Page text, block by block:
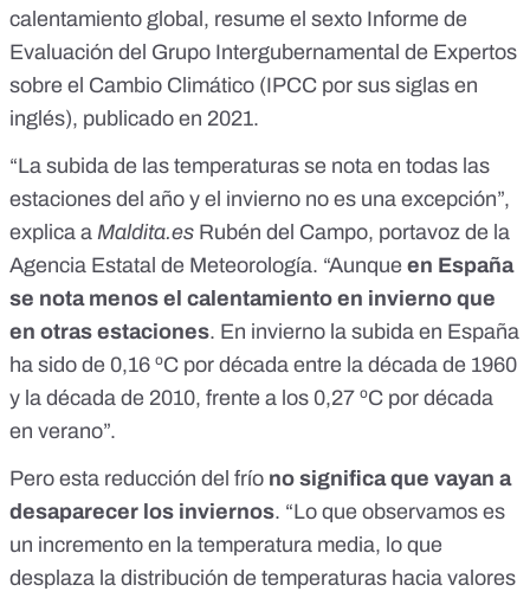
calentamiento global, resume el sexto Informe de
Evaluación del Grupo Intergubernamental de Expertos
sobre el Cambio Climático (IPCC por sus siglas en
inglés), publicado en 2021.
“La subida de las temperaturas se nota en todas las
estaciones del año y el invierno no es una excepción”,
explica a Maldita.es Rubén del Campo, portavoz de la
Agencia Estatal de Meteorología. “Aunque en España
se nota menos el calentamiento en invierno que
en otras estaciones. En invierno la subida en España
ha sido de 0,16 ºC por década entre la década de 1960
y la década de 2010, frente a los 0,27 ºC por década
en verano”.
Pero esta reducción del frío no significa que vayan a
desaparecer los inviernos. “Lo que observamos es
un incremento en la temperatura media, lo que
desplaza la distribución de temperaturas hacia valores